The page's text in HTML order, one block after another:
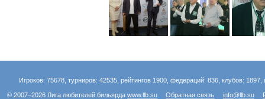
Игроков: 75678, турниров: 42535, рейтингов 1900, федераций: 836, клубов:
© 2007–2026 Лига любителей бильярдаwww.llb.su Обратная связь info@llb.su